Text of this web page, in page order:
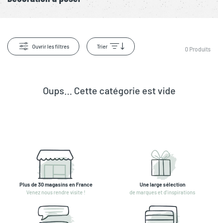
Ouvrir les filtres Trier 0 Produits
Oups… Cette catégorie est vide
Plus de 30 magasins en France
Venez nous rendre visite !
Une large sélection
de marques et d'inspirations